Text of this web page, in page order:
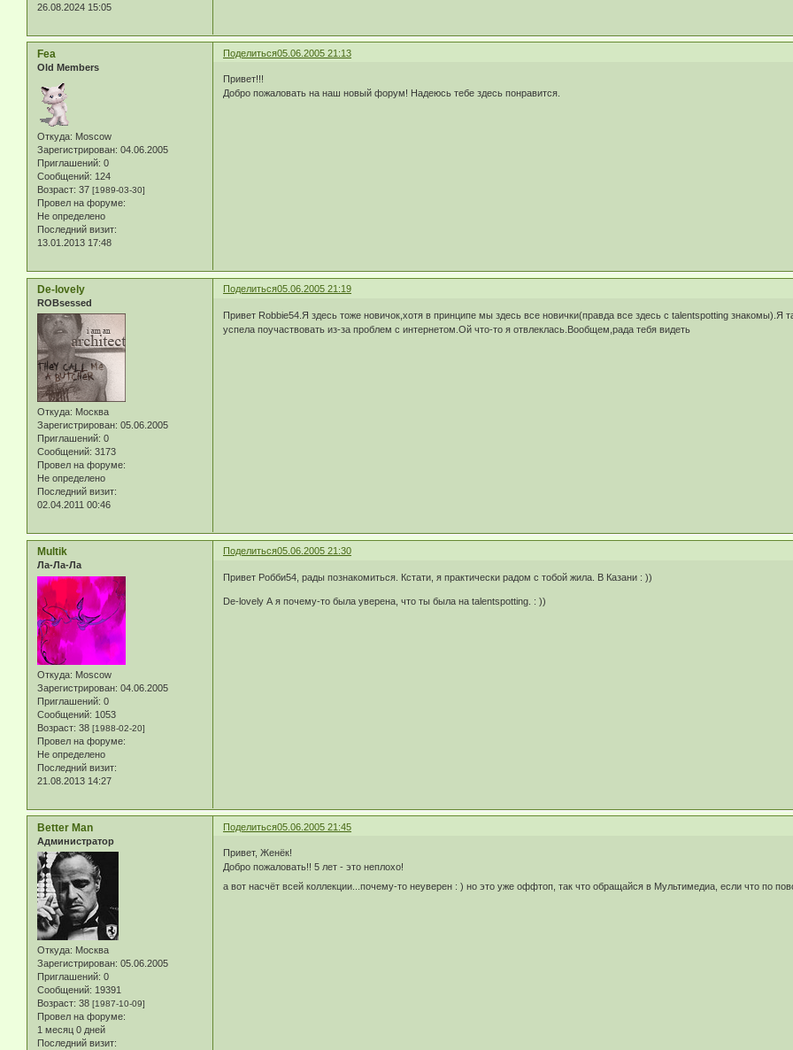
26.08.2024 15:05
Поделиться05.06.2005 21:13
Fea
Old Members
Откуда: Moscow
Зарегистрирован: 04.06.2005
Приглашений: 0
Сообщений: 124
Возраст: 37 [1989-03-30]
Провел на форуме:
Не определено
Последний визит:
13.01.2013 17:48
Привет!!!
Добро пожаловать на наш новый форум! Надеюсь тебе здесь понравится.
Поделиться05.06.2005 21:19
De-lovely
ROBsessed
Откуда: Москва
Зарегистрирован: 05.06.2005
Приглашений: 0
Сообщений: 3173
Провел на форуме:
Не определено
Последний визит:
02.04.2011 00:46
Привет Robbie54.Я здесь тоже новичок,хотя в принципе мы здесь все новички(правда все здесь с talentspotting
успела поучаствовать из-за проблем с интернетом.Ой что-то я отвлеклась.Вообщем,рада тебя видеть
Поделиться05.06.2005 21:30
Multik
Ла-Ла-Ла
Откуда: Moscow
Зарегистрирован: 04.06.2005
Приглашений: 0
Сообщений: 1053
Возраст: 38 [1988-02-20]
Провел на форуме:
Не определено
Последний визит:
21.08.2013 14:27
Привет Робби54, рады познакомиться. Кстати, я практически радом с тобой жила. В Казани : ))
De-lovely А я почему-то была уверена, что ты была на talentspotting. : ))
Поделиться05.06.2005 21:45
Better Man
Администратор
Откуда: Москва
Зарегистрирован: 05.06.2005
Приглашений: 0
Сообщений: 19391
Возраст: 38 [1987-10-09]
Провел на форуме:
1 месяц 0 дней
Последний визит:
Привет, Женёк!
Добро пожаловать!! 5 лет - это неплохо!
а вот насчёт всей коллекции...почему-то неуверен : ) но это уже оффтоп, так что обращайся в Мультимедиа, если что по